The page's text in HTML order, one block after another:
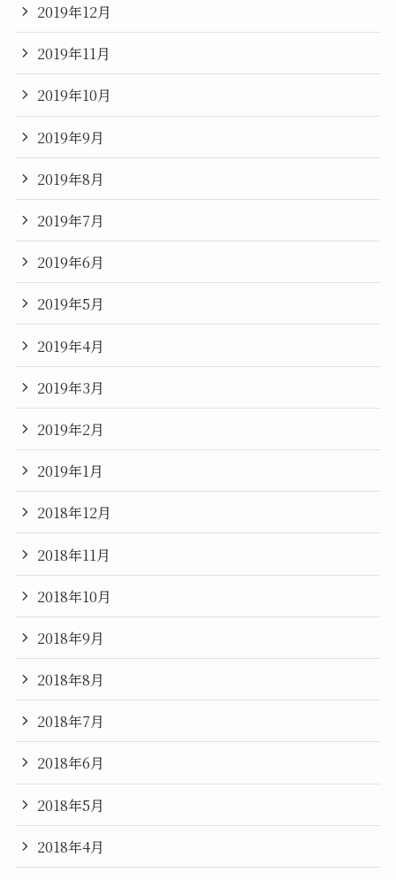
2019年12月
2019年11月
2019年10月
2019年9月
2019年8月
2019年7月
2019年6月
2019年5月
2019年4月
2019年3月
2019年2月
2019年1月
2018年12月
2018年11月
2018年10月
2018年9月
2018年8月
2018年7月
2018年6月
2018年5月
2018年4月